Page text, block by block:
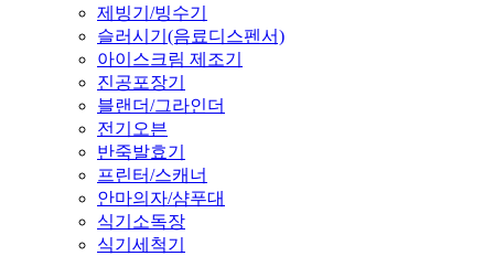
제빙기/빙수기
슬러시기(음료디스펜서)
아이스크림 제조기
진공포장기
블랜더/그라인더
전기오븐
반죽발효기
프린터/스캐너
안마의자/샴푸대
식기소독장
식기세척기